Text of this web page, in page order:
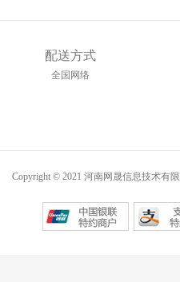
配送方式
全国网络
Copyright © 2021 河南网晟信息技术有